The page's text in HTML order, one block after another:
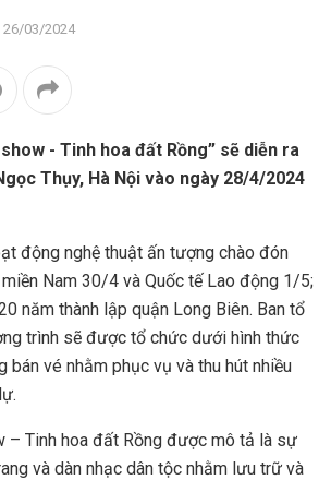
26/03/2024
- Tinh hoa đất Rồng” sẽ diễn ra
Thụy, Hà Nội vào ngày 28/4/2024
động nghệ thuật ấn tượng chào đón
Nam 30/4 và Quốc tế Lao động 1/5;
năm thành lập quận Long Biên. Ban tổ
trình sẽ được tổ chức dưới hình thức
bán vé nhằm phục vụ và thu hút nhiều
– Tinh hoa đất Rồng được mô tả là sự
và dàn nhạc dân tộc nhằm lưu trữ và